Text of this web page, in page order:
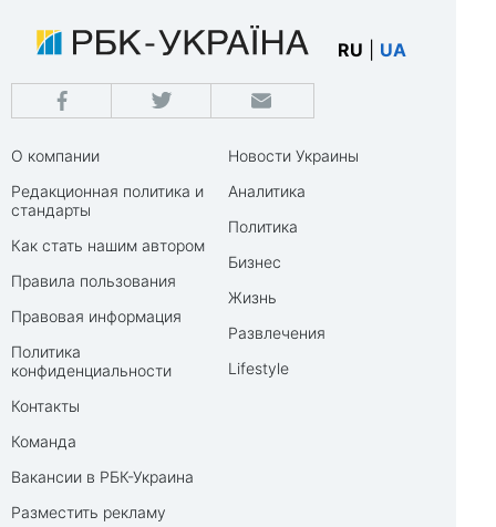
RU UA
О компании
Редакционная политика и
стандарты
Как стать нашим автором
Правила пользования
Правовая информация
Политика
конфиденциальности
Контакты
Команда
Вакансии в РБК-Украина
Разместить рекламу
Новости Украины
Аналитика
Политика
Бизнес
Жизнь
Развлечения
Lifestyle